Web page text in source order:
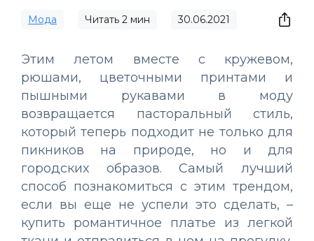
Мода Читать 2 мин 30.06.2021
Этим летом вместе с кружевом,
рюшами, цветочными принтами и
пышными рукавами в моду
возвращается пасторальный стиль,
который теперь подходит не только для
пикников на природе, но и для
городских образов. Самый лучший
способ познакомиться с этим трендом,
если вы еще не успели это сделать, –
купить романтичное платье из легкой